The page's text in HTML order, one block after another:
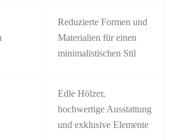
Reduzierte Formen und
Materialien für einen
minimalistischen Stil
Edle Hölzer,
hochwertige Ausstattung
und exklusive Elemente